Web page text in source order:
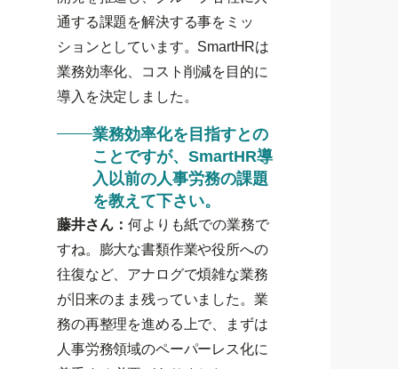
通する課題を解決する事をミッ
ションとしています。SmartHRは
業務効率化、コスト削減を目的に
導入を決定しました。
業務効率化を目指すとの
ことですが、SmartHR導
入以前の人事労務の課題
を教えて下さい。
藤井さん： 何よりも紙での業務で
すね。膨大な書類作業や役所への
往復など、アナログで煩雑な業務
が旧来のまま残っていました。業
務の再整理を進める上で、まずは
人事労務領域のペーパーレス化に